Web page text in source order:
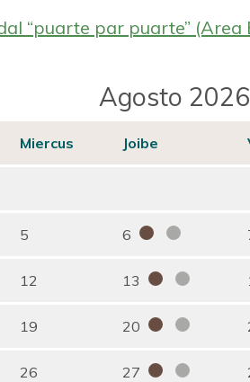
“puarte par puarte” (Area
Agosto 2026
Miercus Joibe
5 6
12 13
19 20
26 27